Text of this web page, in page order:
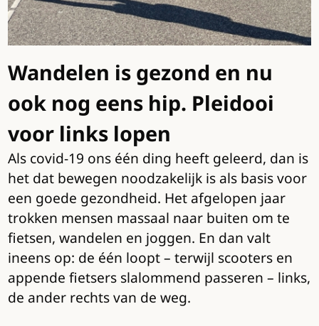
Wandelen is gezond en nu
ook nog eens hip. Pleidooi
voor links lopen
Als covid-19 ons één ding heeft geleerd, dan is
het dat bewegen noodzakelijk is als basis voor
een goede gezondheid. Het afgelopen jaar
trokken mensen massaal naar buiten om te
fietsen, wandelen en joggen. En dan valt
ineens op: de één loopt – terwijl scooters en
appende fietsers slalommend passeren – links,
de ander rechts van de weg.